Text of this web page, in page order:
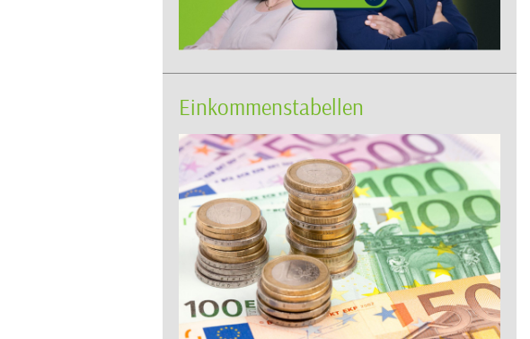
Einkommenstabellen